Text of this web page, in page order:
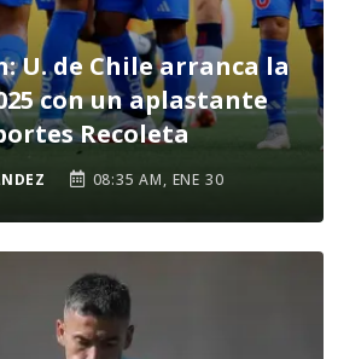
U. de Chile arranca la
con un aplastante
Recoleta
08:35 AM, ENE 30